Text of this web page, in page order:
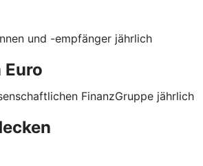
und -empfänger jährlich
Euro
FinanzGruppe jährlich